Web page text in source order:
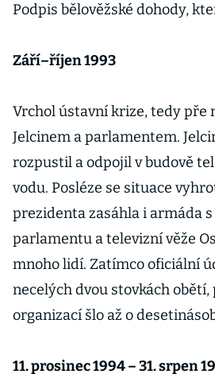
Podpis bělověžské dohody,
Září–říjen 1993
Vrchol ústavní krize, tedy pře
Jelcinem a parlamentem.
rozpustil a odpojil v budově
vodu. Posléze se situace
prezidenta zasáhla i armáda
parlamentu a televizní věže
mnoho lidí. Zatímco oficiální
necelých dvou stovkách
organizací šlo až o
11. prosinec 1994 – 31. srpen